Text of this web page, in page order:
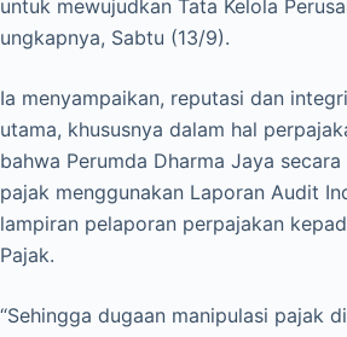
untuk mewujudkan Tata Kelola
ungkapnya, Sabtu (13/9).
Ia menyampaikan, reputasi dan
utama, khususnya dalam hal
bahwa Perumda Dharma Jaya
pajak menggunakan Laporan Audit
lampiran pelaporan perpajakan
Pajak.
“Sehingga dugaan manipulasi pajak